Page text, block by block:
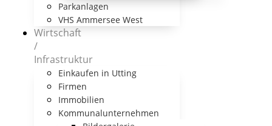
Parkanlagen
VHS Ammersee West
Wirtschaft
/
Infrastruktur
Einkaufen in Utting
Firmen
Immobilien
Kommunalunternehmen